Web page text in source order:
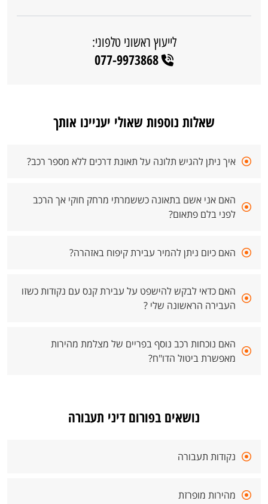
לייעוץ ראשוני טלפוני:
077-9973868
שאלות נוספות שאולי יעניינו אותך
איך ניתן להגיש תלונה על תאונת דרכים ללא מספר רכב?
האם אני אשם בתאונה כששמרתי מרחק חוקי אך הרכב
לפני בלם פתאום?
האם כיום ניתן להמיר עבירת קיפוח באזהרה?
האם כדאי לבקש להישפט על עבירת קנס עם נקודות כשזו
העבירה הראשונה שלי ?
האם נוכחות רכב נוסף בפריים של מצלמת מהירות
מאפשרת ביטול הדו"ח?
נושאים בפורום דיני תעבורה
נקודות תעבורה
מהירות מופרזת